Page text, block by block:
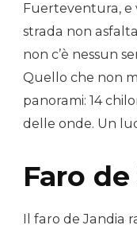
Fuerteventura, e
strada non
non c’è nessun
Quello che non
panorami: 14
delle onde. Un
Faro
Il faro de Jandia